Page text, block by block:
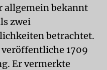
allgemein bekannt
zwei
betrachtet.
veröffentliche 1709
Er vermerkte